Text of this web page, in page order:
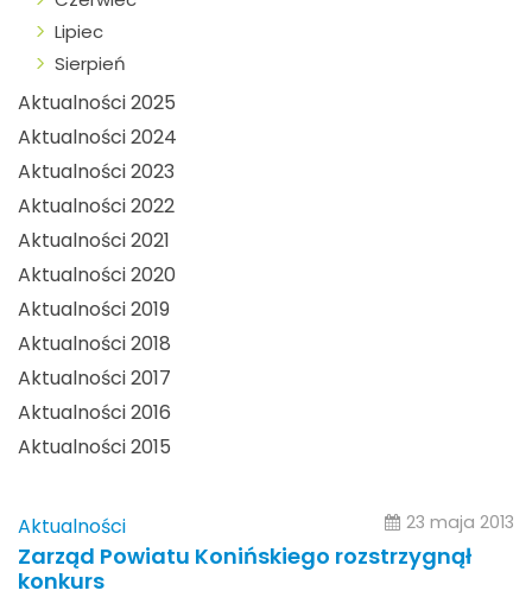
Lipiec
Sierpień
Aktualności 2025
Aktualności 2024
Aktualności 2023
Aktualności 2022
Aktualności 2021
Aktualności 2020
Aktualności 2019
Aktualności 2018
Aktualności 2017
Aktualności 2016
Aktualności 2015
Aktualności 23 maja 2013
Zarząd Powiatu Konińskiego rozstrzygnął
konkurs